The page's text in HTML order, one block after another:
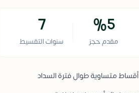
%5
مقدم حجز
7
سنوات التقسيط
أقساط متساوية طوال فترة السداد